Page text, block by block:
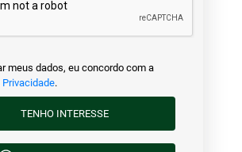
meus dados, eu concordo com a
.
TENHO INTERESSE